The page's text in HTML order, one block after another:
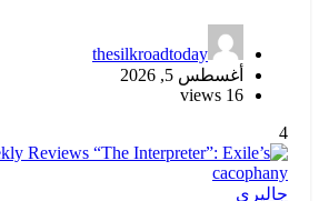
thesilkroadtoday
أغسطس 5, 2026
16 views
4
جاليري